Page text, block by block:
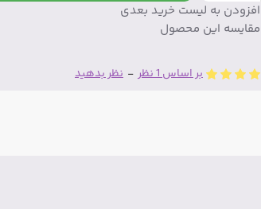
بر اساس 1 نظر - نظر بدهید
افزودن به لیست خرید بعدی
مقایسه این محصول